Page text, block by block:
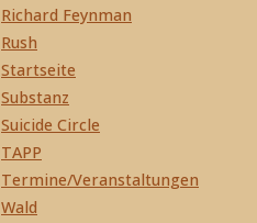
Richard Feynman
Rush
Startseite
Substanz
Suicide Circle
TAPP
Termine/Veranstaltungen
Wald